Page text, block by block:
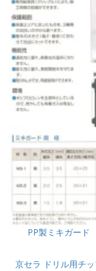
PP製ミキガー
京セラ ドリル用チ